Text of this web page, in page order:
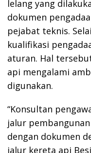
lelang yang
dokumen
pejabat teknis.
kualifikasi
aturan. Hal
api mengalami
digunakan.
“Konsultan
jalur
dengan dokumen
jalur kereta api